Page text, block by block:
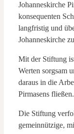
Johanneskirche
konsequenten
langfristig und
Johanneskirche
Mit der Stiftung
Werten sorgsam
daraus in die
Pirmasens fließen.
Die Stiftung
gemeinnützige,